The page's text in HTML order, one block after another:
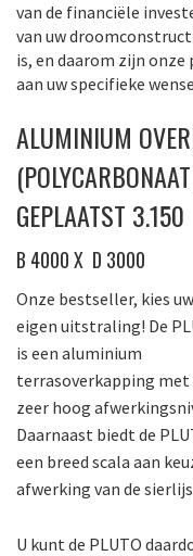
van de financiële
van uw
is, en daarom zijn
aan uw specifieke
ALUMINIUM
GEPLAATST
B 4000 X D 3000
Onze bestseller, kies uw
eigen uitstraling! De
is een aluminium
terrasoverkapping met
zeer hoog
Daarnaast biedt de
een breed scala aan
afwerking van de
U kunt de PLUTO